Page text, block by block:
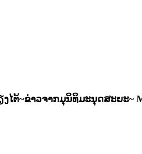
ຕ້~ຂ່າວຈາກມຸນິທິມະນຸດສະຍະ~